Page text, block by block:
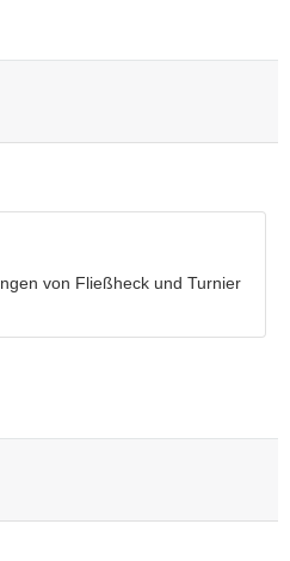
von Fließheck und Turnier